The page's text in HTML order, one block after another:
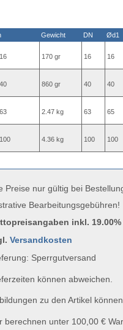
Gewicht DN Ød1
170 gr 16 16
860 gr 40 40
2.47 kg 63 65
4.36 kg 100 100
Preise nur gültig bei
Bearbeitungsgebühren!
inkl.
Versandkosten
Sperrgutversand
können abweichen.
zu den Artikel
berechnen unter 100,00 €